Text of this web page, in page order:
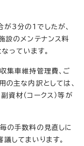
3分の1でしたが、
設のメンテナンス料
っています。
集車維持管理費、ご
の主な内訳としては、
資材（コークス）等が
の手数料の見直しに
してまいります。